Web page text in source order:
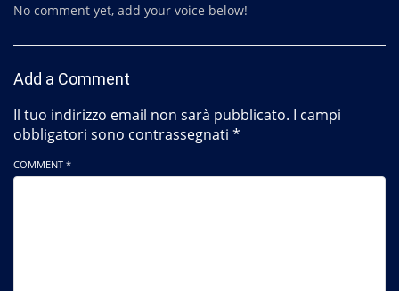
No comment yet, add your voice below!
Add a Comment
Il tuo indirizzo email non sarà pubblicato. I campi
obbligatori sono contrassegnati *
COMMENT *